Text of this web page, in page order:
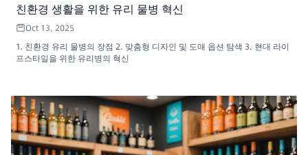
친환경 생활을 위한 유리 물병 혁신
Oct 13, 2025
1. 친환경 유리 물병의 장점 2. 맞춤형 디자인 및 도매 옵션 탐색 3. 현대 라이
프스타일을 위한 유리병의 혁신